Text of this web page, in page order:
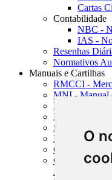
O
Cartas
Contabilidade
NBC -
IAS -
Resenhas
Normativos
Manuais e Cartilhas
RMCCI -
MNI - Manual
MTVM -
MCR - Manual
SISORF -
MASUP -
CADOC -
CNAE-
Atividades